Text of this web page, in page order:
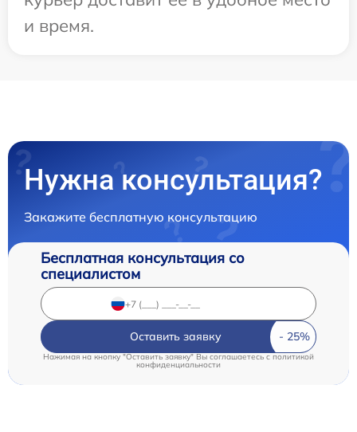
и время.
Нужна консультация?
Закажите бесплатную консультацию
Бесплатная консультация со
специалистом
Оставить заявку
Нажимая на кнопку "Оставить заявку" Вы соглашаетесь c политикой
конфиденциальности